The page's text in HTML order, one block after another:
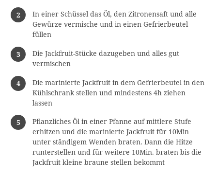
In einer Schüssel das Öl, den Zitronensaft und alle
Gewürze vermische und in einen Gefrierbeutel
füllen
Die Jackfruit-Stücke dazugeben und alles gut
vermischen
Die marinierte Jackfruit in dem Gefrierbeutel in den
Kühlschrank stellen und mindestens 4h ziehen
lassen
Pflanzliches Öl in einer Pfanne auf mittlere Stufe
erhitzen und die marinierte Jackfruit für 10Min
unter ständigem Wenden braten. Dann die Hitze
runterstellen und für weitere 10Min. braten bis die
Jackfruit kleine braune stellen bekommt